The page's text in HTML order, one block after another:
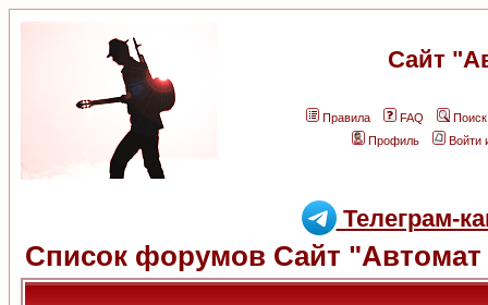
Сайт
Правила FAQ
Поиск
Профиль
Войти
Телеграм-
Список форумов Сайт "Автомат